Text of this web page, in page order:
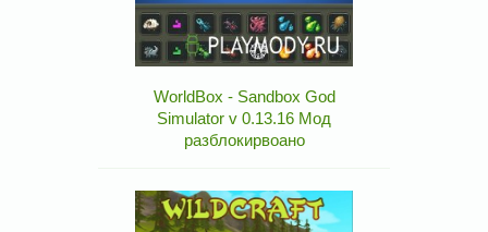
WorldBox - Sandbox God
Simulator v 0.13.16 Мод
разблокирвоано